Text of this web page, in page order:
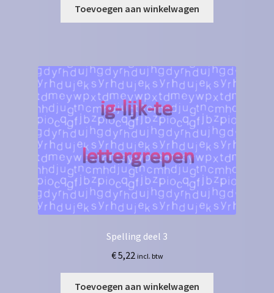
Toevoegen aan winkelwagen
Spelling deel 3
€5,22 incl. btw
Toevoegen aan winkelwagen